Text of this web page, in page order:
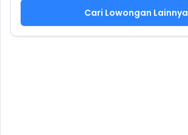
Cari Lowongan Lainnya